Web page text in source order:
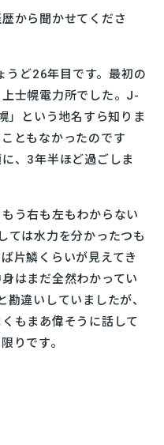
から聞かせてくださ
ど26年目です。最初の
士幌電力所でした。J-
」という地名すら知りま
ともなかったのです
、3年半ほど過ごしま
う右も左もわからない
ては水力を分かったつも
片鱗くらいが見えてき
はまだ全然わかってい
違いしていましたが、
もまあ偉そうに話して
りです。